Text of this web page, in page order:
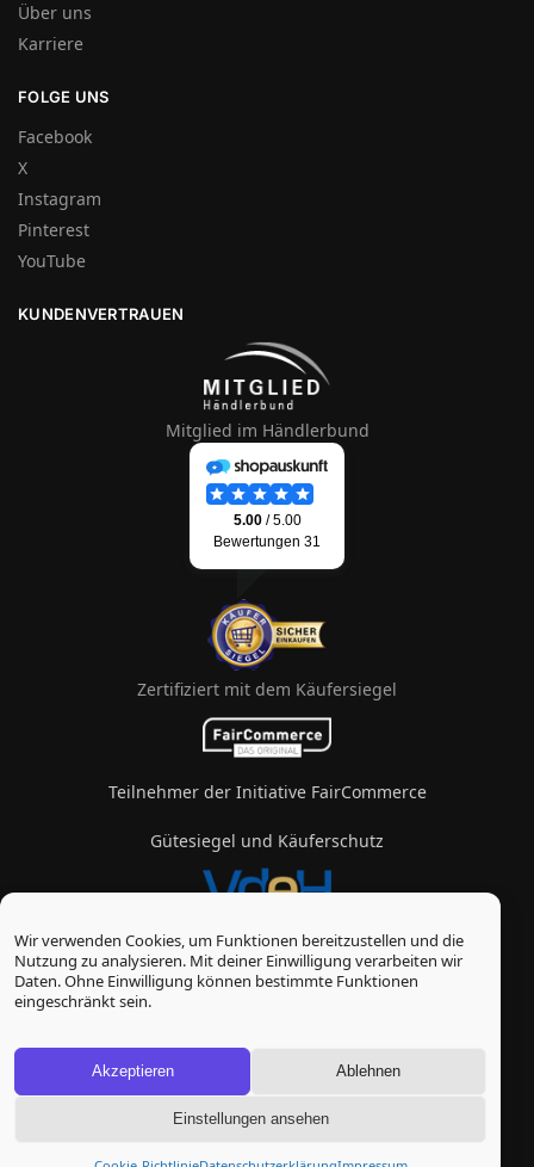
Wir verwenden Cookies, um Funktionen bereitzustellen und die
Nutzung zu analysieren. Mit deiner Einwilligung verarbeiten wir
Daten. Ohne Einwilligung können bestimmte Funktionen
eingeschränkt sein.
Akzeptieren Ablehnen
Einstellungen ansehen
Über uns
Karriere
FOLGE UNS
Facebook
X
Instagram
Pinterest
YouTube
KUNDENVERTRAUEN
Mitglied im Händlerbund
Zertifiziert mit dem Käufersiegel
Teilnehmer der Initiative FairCommerce
Gütesiegel und Käuferschutz
Mitglied im Verband des eZigarettenhandels
© Vape-Laden 2026
Versandkosten , wenn nicht anders beschrieben